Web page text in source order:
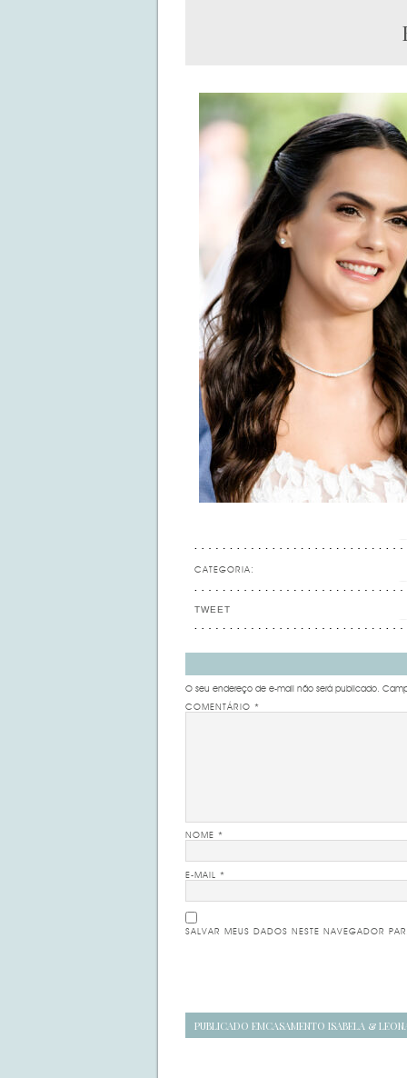
CATEGORIA:
TWEET
O seu endereço de e-mail não será publicado.
COMENTÁRIO *
NOME *
E-MAIL *
SALVAR MEUS DADOS NESTE NAVEGADOR
Navegação
PUBLICADO EMCASAMENTO ISABELA &